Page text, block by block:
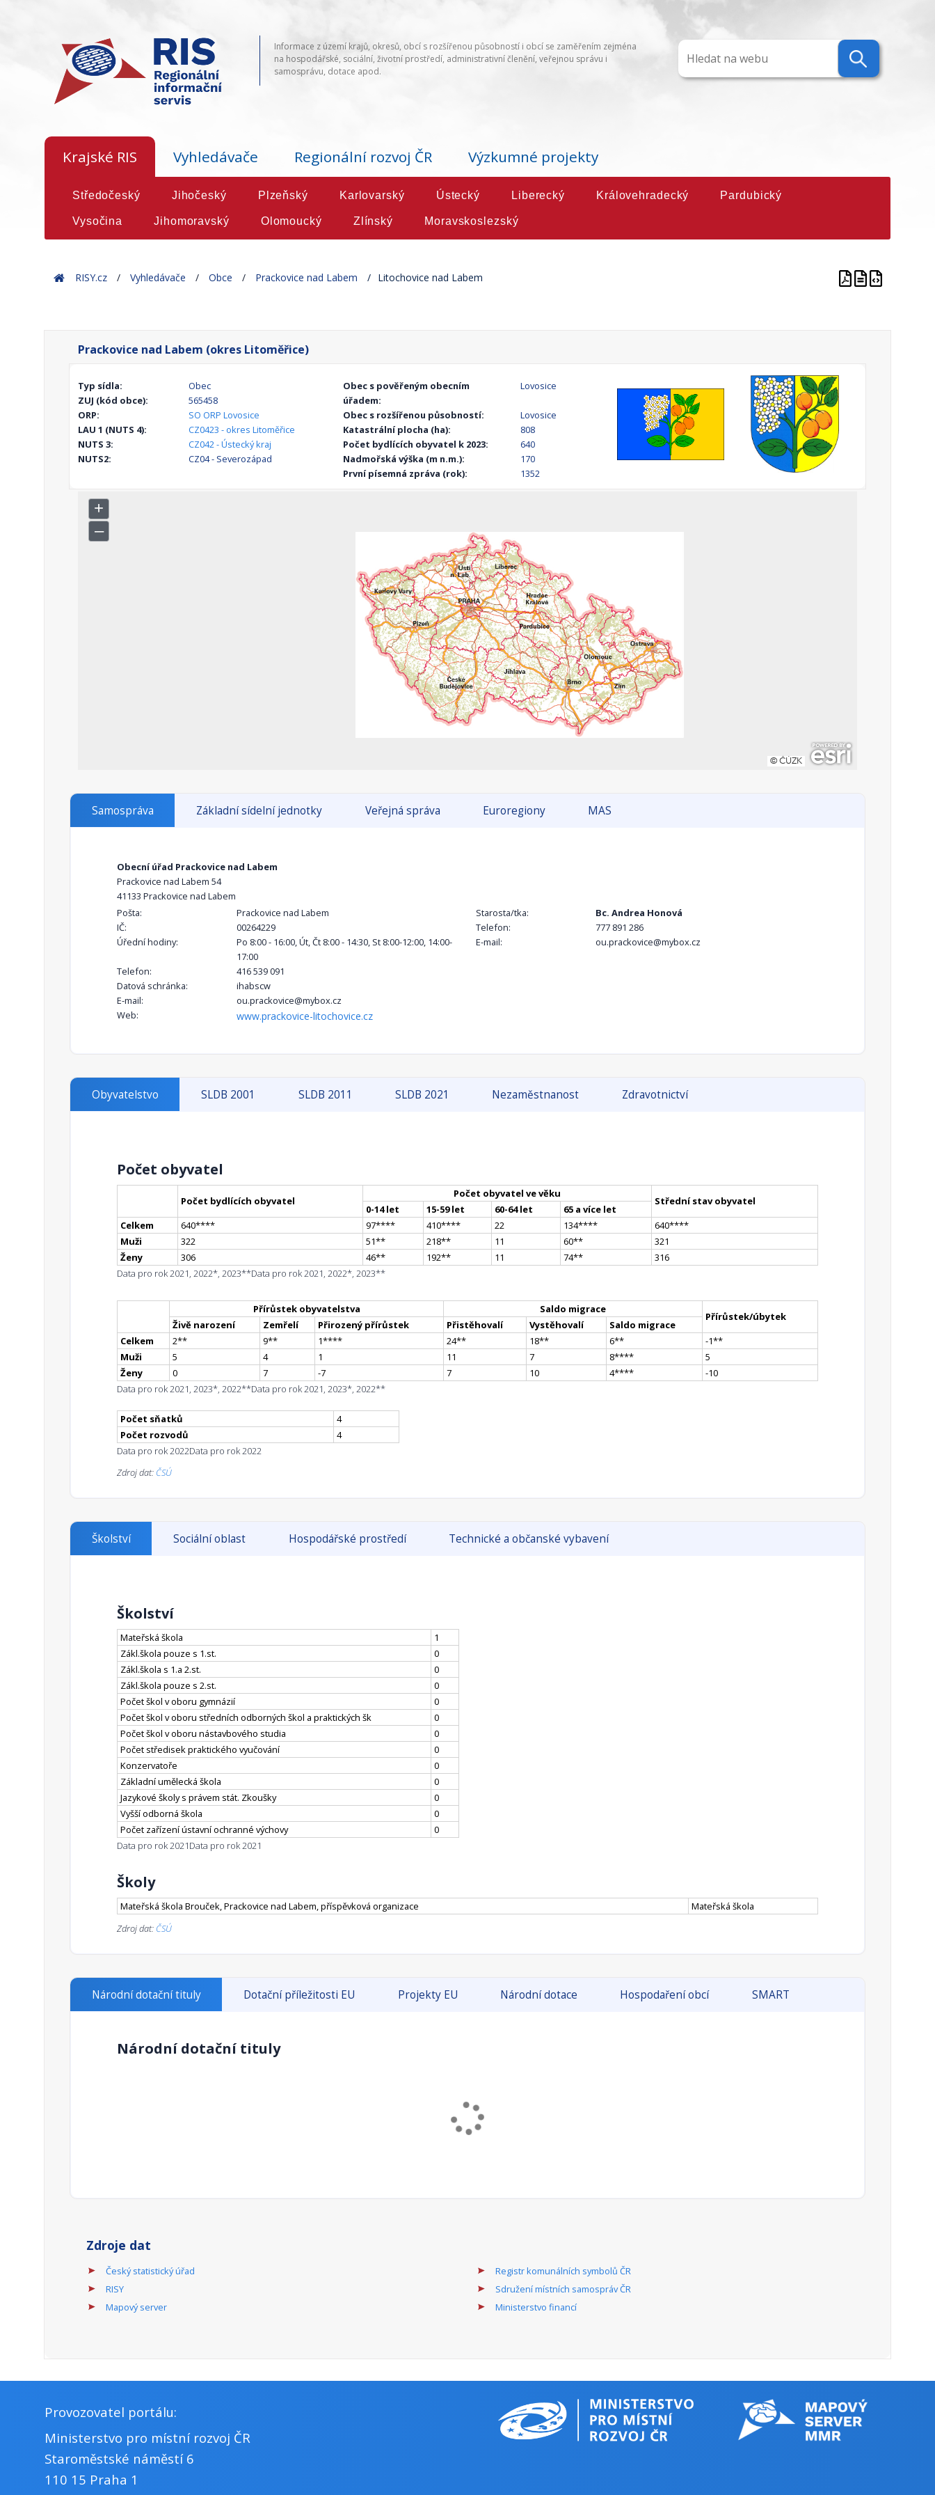
Informace z území krajů, okresů, obcí s rozšířenou působností i obcí se zaměřením zejména
na hospodářské, sociální, životní prostředí, administrativní členění, veřejnou správu i
samosprávu, dotace apod.
Krajské RIS Vyhledávače Regionální rozvoj ČR Výzkumné projekty
Středočeský Jihočeský Plzeňský Karlovarský Ústecký Liberecký Královehradecký Pardubický
Vysočina Jihomoravský Olomoucký Zlínský Moravskoslezský
HomeRISY.cz Vyhledávače Obce Prackovice nad Labem Litochovice nad Labem
Prackovice nad Labem (okres Litoměřice)
Typ sídla:
Obec
ZUJ (kód obce):
565458
ORP:
SO ORP Lovosice
LAU 1 (NUTS 4):
CZ0423 - okres Litoměřice
NUTS 3:
CZ042 - Ústecký kraj
NUTS2:
CZ04 - Severozápad
Obec s pověřeným obecním
úřadem:
Lovosice
Obec s rozšířenou působností:
Lovosice
Katastrální plocha (ha):
808
Počet bydlících obyvatel k 2023:
640
Nadmořská výška (m n.m.):
170
První písemná zpráva (rok):
1352
Samospráva Základní sídelní jednotky Veřejná správa Euroregiony MAS
Obecní úřad Prackovice nad Labem
Prackovice nad Labem 54
41133 Prackovice nad Labem
Pošta:
Prackovice nad Labem
IČ:
00264229
Úřední hodiny:
Po 8:00 - 16:00, Út, Čt 8:00 - 14:30, St 8:00-12:00, 14:00-
17:00
Telefon:
416 539 091
Datová schránka:
ihabscw
E-mail:
ou.prackovice@mybox.cz
Web:
www.prackovice-litochovice.cz
Starosta/tka:
Bc. Andrea Honová
Telefon:
777 891 286
E-mail:
ou.prackovice@mybox.cz
Obyvatelstvo SLDB 2001 SLDB 2011 SLDB 2021 Nezaměstnanost Zdravotnictví
Počet obyvatel
Počet bydlících obyvatel
Počet obyvatel ve věku
Střední stav obyvatel
0-14 let 15-59 let 60-64 let
65 a více let
Celkem
640**** 97**** 410**** 22 134**** 640****
Muži
322 51** 218** 11 60**
321
Ženy
306 46** 192** 11 74**
316
Data pro rok 2021, 2022*, 2023**Data pro rok 2021, 2022*, 2023**
Přírůstek obyvatelstva Saldo migrace
Přírůstek/úbytek
Živě narození Zemřelí Přirozený přírůstek Přistěhovalí Vystěhovalí
Saldo migrace
Celkem
2** 9** 1**** 24** 18** 6** -1**
Muži
5 4 1 11 7 8****
5
Ženy
0 7 -7 7 10 4****
-10
Data pro rok 2021, 2023*, 2022**Data pro rok 2021, 2023*, 2022**
Počet sňatků
4
Počet rozvodů
4
Data pro rok 2022Data pro rok 2022
Zdroj dat: ČSÚ
Školství Sociální oblast Hospodářské prostředí Technické a občanské vybavení
Školství
Mateřská škola
1
Zákl.škola pouze s 1.st.
0
Zákl.škola s 1.a 2.st.
0
Zákl.škola pouze s 2.st.
0
Počet škol v oboru gymnázií
0
Počet škol v oboru středních odborných škol a praktických šk
0
Počet škol v oboru nástavbového studia
0
Počet středisek praktického vyučování
0
Konzervatoře
0
Základní umělecká škola
0
Jazykové školy s právem stát. Zkoušky
0
Vyšší odborná škola
0
Počet zařízení ústavní ochranné výchovy
0
Data pro rok 2021Data pro rok 2021
Školy
Mateřská škola Brouček, Prackovice nad Labem, příspěvková organizace
Mateřská škola
Zdroj dat: ČSÚ
Národní dotační tituly Dotační příležitosti EU Projekty EU Národní dotace Hospodaření obcí SMART
Národní dotační tituly
Zdroje dat
Český statistický úřad
RISY
Mapový server
Registr komunálních symbolů ČR
Sdružení místních samospráv ČR
Ministerstvo financí
Provozovatel portálu:
Ministerstvo pro místní rozvoj ČR
Staroměstské náměstí 6
110 15 Praha 1